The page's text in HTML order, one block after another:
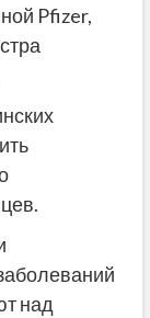
Pfizer,
над